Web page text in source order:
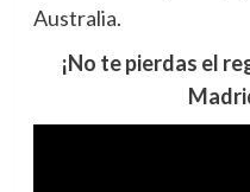
Australia.
¡No te pierdas el